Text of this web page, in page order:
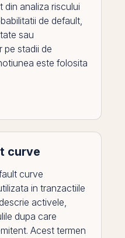
analiza riscului
de default,
sau
pe stadii de
este folosita
curve
curve
in tranzactiile
activele,
dupa care
Acest termen